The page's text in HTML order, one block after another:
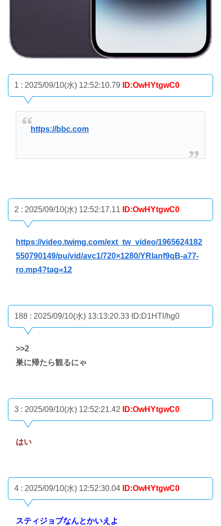
1 : 2025/09/10(水) 12:52:10.79 ID:OwHYtgwC0
https://bbc.com
2 : 2025/09/10(水) 12:52:17.11 ID:OwHYtgwC0
https://video.twimg.com/ext_tw_video/1965624182
550790149/pu/vid/avc1/720×1280/YRlanf9qB-a77-
ro.mp4?tag=12
188 : 2025/09/10(水) 13:13:20.33 ID:D1HTl/hg0
>>2
巣に帰たら観るにゃ
3 : 2025/09/10(水) 12:52:21.42 ID:OwHYtgwC0
はい
4 : 2025/09/10(水) 12:52:30.04 ID:OwHYtgwC0
スティジョブなんとかいえよ